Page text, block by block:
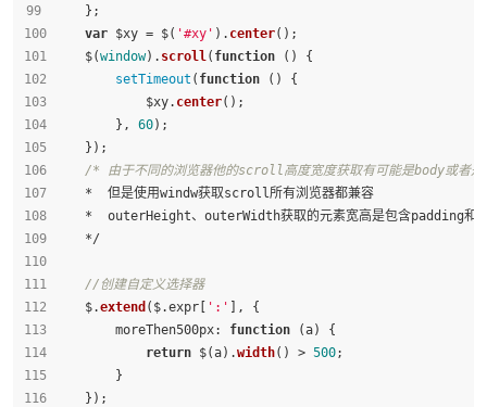
    };
var $xy = $( '#xy' ). center();
    $(
window). scroll( function ( ) {
setTimeout ( function ( ) {
            $xy.
center();
        },
60);
    });
/* 由于不同的浏览器他的scroll高度宽度获取有可能是body或者是
    *  但是使用windw获取scroll所有浏览器都兼容
*  outerHeight、outerWidth获取的元素宽高是包含padding和
    */
//创建自定义选择器
    $.
extend ($.expr[ ':'
], {
moreThen500px: function (a) {
return $(a).width() > 500;
        }
    });